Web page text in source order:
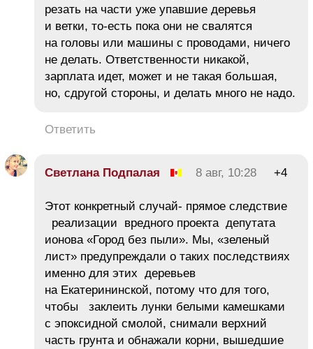
резать на части уже упавшие деревья
и ветки, то-есть пока они не свалятся
на головы или машины с проводами, ничего
не делать. Ответственности никакой,
зарплата идет, может и не такая большая,
но, сдругой стороны, и делать много не надо.
Ответить
Светлана Подпалая 8 авг, 10:28 +4
Этот конкретный случай- прямое следствие
реализации вредного проекта депутата
ионова «Город без пыли». Мы, «зеленый
лист» предупреждали о таких последствиях
именно для этих деревьев
на Екатерининской, потому что для того,
чтобы заклеить лунки белыми камешками
с эпоксидной смолой, снимали верхний
часть грунта и обнажали корни, вышедшие